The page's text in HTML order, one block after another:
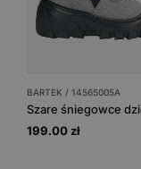
BARTEK / 14565005A
199.00 zł